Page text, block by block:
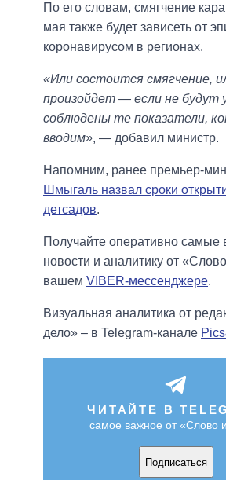
По его словам, смягчение
мая также будет зависеть от
коронавирусом в регионах.
«Или состоится смягчение,
произойдет — если не будут
соблюдены те показатели,
вводим», — добавил министр.
Напомним, ранее премьер-
Шмыгаль назвал сроки
детсадов.
Получайте оперативно самые
новости и аналитику от
вашем VIBER-мессенджере.
Визуальная аналитика от
дело» – в Telegram-канале
ЧИТАЙТЕ В
самое важное от «Слово
Подписаться